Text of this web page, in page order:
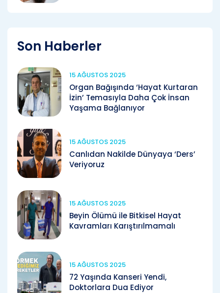
Son Haberler
15 AĞUSTOS 2025
Organ Bağışında ‘Hayat Kurtaran
İzin’ Temasıyla Daha Çok İnsan
Yaşama Bağlanıyor
15 AĞUSTOS 2025
Canlıdan Nakilde Dünyaya ‘Ders’
Veriyoruz
15 AĞUSTOS 2025
Beyin Ölümü ile Bitkisel Hayat
Kavramları Karıştırılmamalı
15 AĞUSTOS 2025
72 Yaşında Kanseri Yendi,
Doktorlara Dua Ediyor